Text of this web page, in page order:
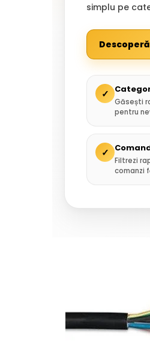
simplu pe
✓
Găsești
pentru
✓
Filtrezi
comanzi